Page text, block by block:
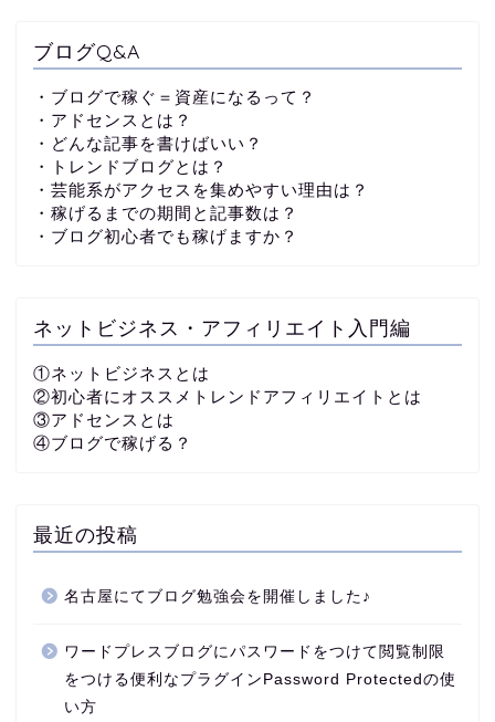
ブログQ&A
・ブログで稼ぐ＝資産になるって？
・アドセンスとは？
・どんな記事を書けばいい？
・トレンドブログとは？
・芸能系がアクセスを集めやすい理由は？
・稼げるまでの期間と記事数は？
・ブログ初心者でも稼げますか？
ネットビジネス・アフィリエイト入門編
①ネットビジネスとは
②初心者にオススメトレンドアフィリエイトとは
③アドセンスとは
④ブログで稼げる？
最近の投稿
名古屋にてブログ勉強会を開催しました♪
ワードプレスブログにパスワードをつけて閲覧制限
をつける便利なプラグインPassword Protectedの使
い方